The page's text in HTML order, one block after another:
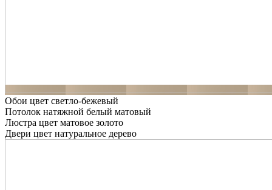
Обои цвет светло-бежевый
Потолок натяжной белый матовый
Люстра цвет матовое золото
Двери цвет натуральное дерево